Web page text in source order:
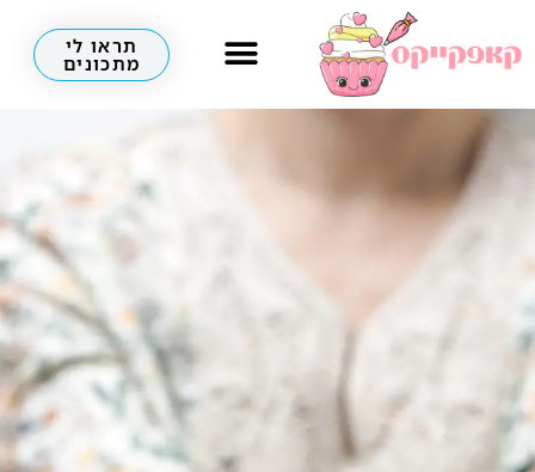
תראו לי
מתכונים